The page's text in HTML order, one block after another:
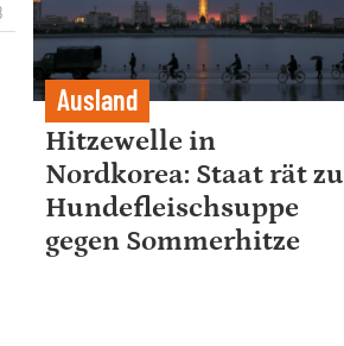
Ausland
Hitzewelle in
Nordkorea: Staat rät zu
Hundefleischsuppe
gegen Sommerhitze